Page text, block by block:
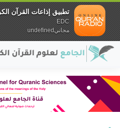
تطبيق إذاعات القرآن
EDC
مجانيundefined